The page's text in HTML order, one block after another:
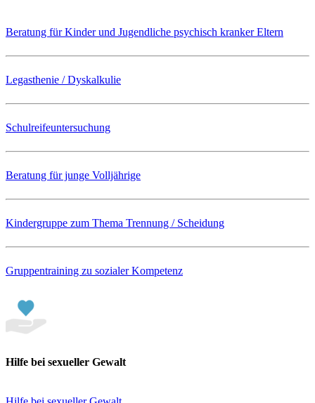
Beratung für Kinder und Jugendliche psychisch kranker Eltern
Legasthenie / Dyskalkulie
Schulreifeuntersuchung
Beratung für junge Volljährige
Kindergruppe zum Thema Trennung / Scheidung
Gruppentraining zu sozialer Kompetenz
Hilfe bei sexueller Gewalt